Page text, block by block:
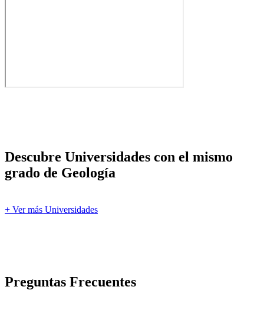
Descubre Universidades con el mismo
grado de Geología
+ Ver más Universidades
Preguntas Frecuentes